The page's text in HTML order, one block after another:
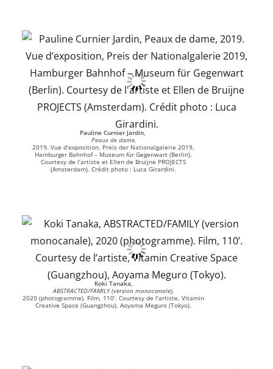
Pauline Curnier Jardin,
Peaux de dame,
2019. Vue d’exposition, Preis der Nationalgalerie 2019,
Hamburger Bahnhof – Museum für Gegenwart (Berlin).
Courtesy de l’artiste et Ellen de Bruijne PROJECTS
(Amsterdam). Crédit photo : Luca Girardini.
Koki Tanaka,
ABSTRACTED/FAMILY (version monocanale),
2020 (photogramme). Film, 110’. Courtesy de l’artiste, Vitamin
Creative Space (Guangzhou), Aoyama Meguro (Tokyo).